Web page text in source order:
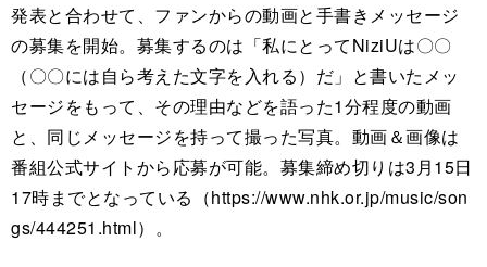
発表と合わせて、ファンからの動画と手書きメッセージ
の募集を開始。募集するのは「私にとってNiziUは〇〇
（〇〇には自ら考えた文字を入れる）だ」と書いたメッ
セージをもって、その理由などを語った1分程度の動画
と、同じメッセージを持って撮った写真。動画＆画像は
番組公式サイトから応募が可能。募集締め切りは3月15日
17時までとなっている（https://www.nhk.or.jp/music/son
gs/444251.html）。